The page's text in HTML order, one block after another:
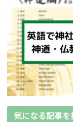
気になる記事を